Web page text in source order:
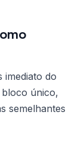
imediato do
único,
semelhantes